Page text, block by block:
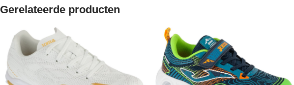
Gerelateerde producten